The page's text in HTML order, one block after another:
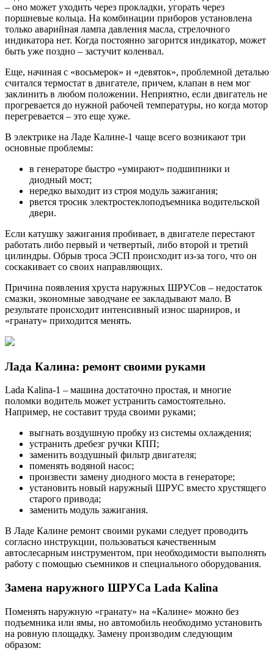
– оно может уходить через прокладки, угорать через
поршневые кольца. На комбинации приборов установлена
только аварийная лампа давления масла, стрелочного
индикатора нет. Когда постоянно загорится индикатор, может
быть уже поздно – застучит коленвал.
Еще, начиная с «восьмерок» и «девяток», проблемной деталью
считался термостат в двигателе, причем, клапан в нем мог
заклинить в любом положении. Неприятно, если двигатель не
прогревается до нужной рабочей температуры, но когда мотор
перегревается – это еще хуже.
В электрике на Ладе Калине-1 чаще всего возникают три
основные проблемы:
в генераторе быстро «умирают» подшипники и
диодный мост;
нередко выходит из строя модуль зажигания;
рвется тросик электростеклоподъемника водительской
двери.
Если катушку зажигания пробивает, в двигателе перестают
работать либо первый и четвертый, либо второй и третий
цилиндры. Обрыв троса ЭСП происходит из-за того, что он
соскакивает со своих направляющих.
Причина появления хруста наружных ШРУСов – недостаток
смазки, экономные заводчане ее закладывают мало. В
результате происходит интенсивный износ шарниров, и
«гранату» приходится менять.
Лада Калина: ремонт своими руками
Lada Kalina-1 – машина достаточно простая, и многие
поломки водитель может устранить самостоятельно.
Например, не составит труда своими руками;
выгнать воздушную пробку из системы охлаждения;
устранить дребезг ручки КПП;
заменить воздушный фильтр двигателя;
поменять водяной насос;
произвести замену диодного моста в генераторе;
установить новый наружный ШРУС вместо хрустящего
старого привода;
заменить модуль зажигания.
В Ладе Калине ремонт своими руками следует проводить
согласно инструкции, пользоваться качественным
автослесарным инструментом, при необходимости выполнять
работу с помощью съемников и специального оборудования.
Замена наружного ШРУСа Lada Kalina
Поменять наружную «гранату» на «Калине» можно без
подъемника или ямы, но автомобиль необходимо установить
на ровную площадку. Замену производим следующим
образом: